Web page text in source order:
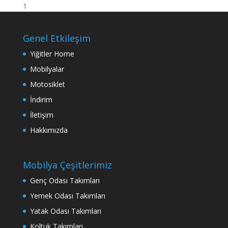
1
Genel Etkileşim
Yiğitler Home
Mobilyalar
Motosiklet
İndirim
İletişim
Hakkımızda
Mobilya Çeşitlerimiz
Genç Odası Takımları
Yemek Odası Takımları
Yatak Odası Takımları